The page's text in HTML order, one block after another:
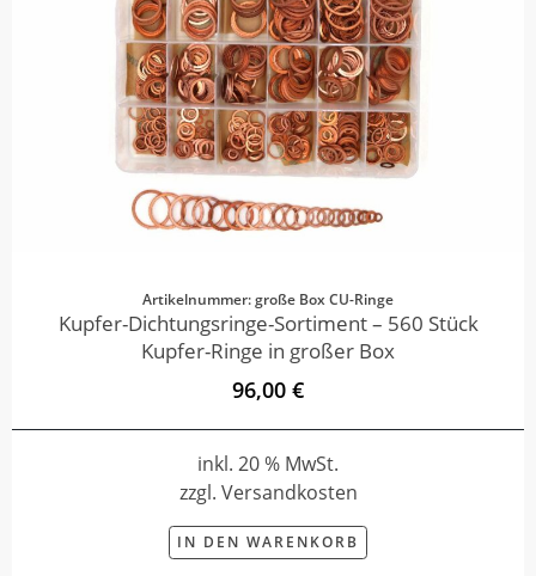
Artikelnummer: große Box CU-Ringe
Kupfer-Dichtungsringe-Sortiment – 560 Stück
Kupfer-Ringe in großer Box
96,00 €
inkl. 20 % MwSt.
zzgl. Versandkosten
IN DEN WARENKORB